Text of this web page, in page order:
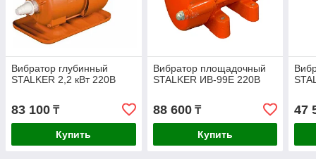
Вибратор глубинный
STALKER 2,2 кВт 220В
83 100 ₸
Купить
Вибратор площадочный
STALKER ИВ-99Е 220В
88 600₸
Купить
47